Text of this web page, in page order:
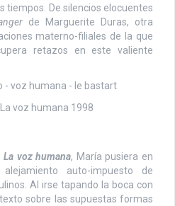
tiempos. De silencios elocuentes
de Marguerite Duras, otra
materno-filiales de la que
retazos en este valiente
La voz humana 1998
La voz humana, María pusiera en
auto-impuesto de
Al irse tapando la boca con
sobre las supuestas formas